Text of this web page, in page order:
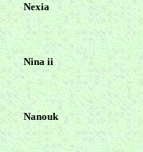
Nexia
Nina ii
Nanouk